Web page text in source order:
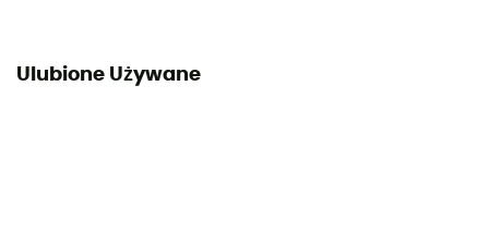
Ulubione Używane